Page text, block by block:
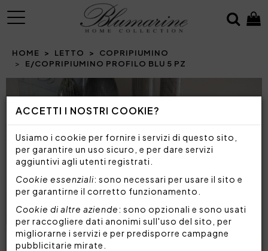
ACCETTI I NOSTRI COOKIE?
Usiamo i cookie per fornire i servizi di questo sito,
per garantire un uso sicuro, e per dare servizi
aggiuntivi agli utenti registrati.
Cookie essenziali: sono necessari per usare il sito e
per garantirne il corretto funzionamento.
Cookie di altre aziende: sono opzionali e sono usati
per raccogliere dati anonimi sull'uso del sito, per
migliorarne i servizi e per predisporre campagne
pubblicitarie mirate.
MENU
HOME LETTO
COPRIPIUMINO
E/COPRIPIUMINO PROFILO BLU 5 PZ
Prev